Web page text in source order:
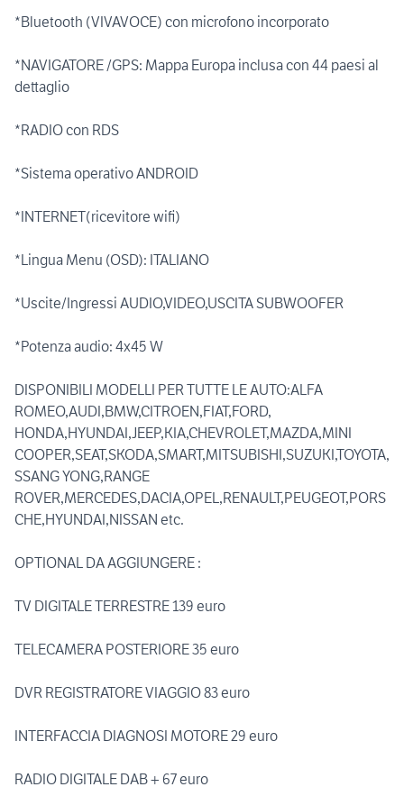
*Bluetooth (VIVAVOCE) con microfono incorporato
*NAVIGATORE /GPS: Mappa Europa inclusa con 44 paesi al
dettaglio
*RADIO con RDS
*Sistema operativo ANDROID
*INTERNET(ricevitore wifi)
*Lingua Menu (OSD): ITALIANO
*Uscite/Ingressi AUDIO,VIDEO,USCITA SUBWOOFER
*Potenza audio: 4x45 W
DISPONIBILI MODELLI PER TUTTE LE AUTO:ALFA
ROMEO,AUDI,BMW,CITROEN,FIAT,FORD,
HONDA,HYUNDAI,JEEP,KIA,CHEVROLET,MAZDA,MINI
COOPER,SEAT,SKODA,SMART,MITSUBISHI,SUZUKI,TOYOTA,
SSANG YONG,RANGE
ROVER,MERCEDES,DACIA,OPEL,RENAULT,PEUGEOT,PORS
CHE,HYUNDAI,NISSAN etc.
OPTIONAL DA AGGIUNGERE :
TV DIGITALE TERRESTRE 139 euro
TELECAMERA POSTERIORE 35 euro
DVR REGISTRATORE VIAGGIO 83 euro
INTERFACCIA DIAGNOSI MOTORE 29 euro
RADIO DIGITALE DAB + 67 euro